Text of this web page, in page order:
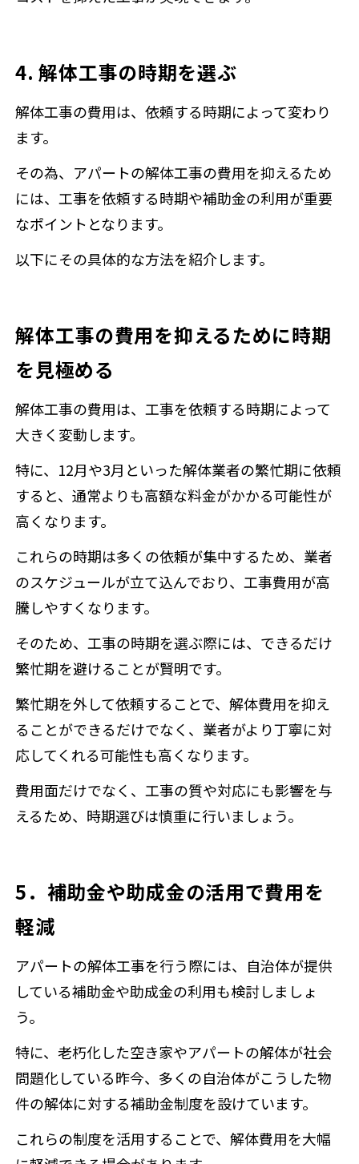
4. 解体工事の時期を選ぶ
解体工事の費用は、依頼する時期によって変わり
ます。
その為、アパートの解体工事の費用を抑えるため
には、工事を依頼する時期や補助金の利用が重要
なポイントとなります。
以下にその具体的な方法を紹介します。
解体工事の費用を抑えるために時期
を見極める
解体工事の費用は、工事を依頼する時期によって
大きく変動します。
特に、12月や3月といった解体業者の繁忙期に依頼
すると、通常よりも高額な料金がかかる可能性が
高くなります。
これらの時期は多くの依頼が集中するため、業者
のスケジュールが立て込んでおり、工事費用が高
騰しやすくなります。
そのため、工事の時期を選ぶ際には、できるだけ
繁忙期を避けることが賢明です。
繁忙期を外して依頼することで、解体費用を抑え
ることができるだけでなく、業者がより丁寧に対
応してくれる可能性も高くなります。
費用面だけでなく、工事の質や対応にも影響を与
えるため、時期選びは慎重に行いましょう。
5．補助金や助成金の活用で費用を
軽減
アパートの解体工事を行う際には、自治体が提供
している補助金や助成金の利用も検討しましょ
う。
特に、老朽化した空き家やアパートの解体が社会
問題化している昨今、多くの自治体がこうした物
件の解体に対する補助金制度を設けています。
これらの制度を活用することで、解体費用を大幅